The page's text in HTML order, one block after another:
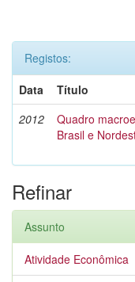
Registos:
Data
Título
2012
Quadro
Brasil e
Refinar
Assunto
Atividade Econômica